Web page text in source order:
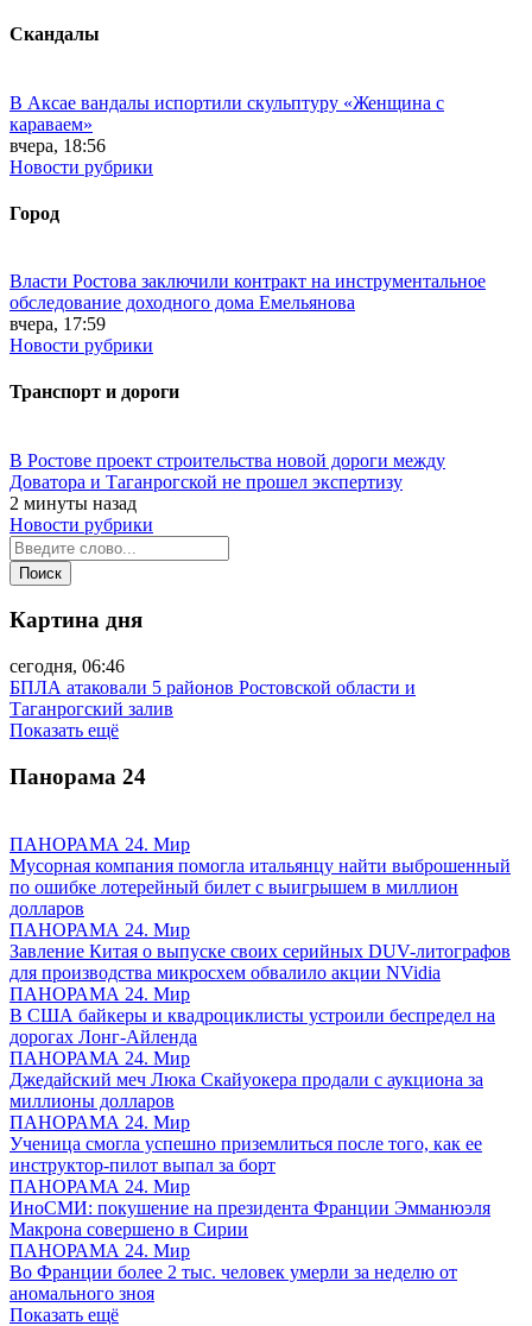
Скандалы
В Аксае вандалы испортили скульптуру «Женщина с
караваем»
вчера, 18:56
Новости рубрики
Город
Власти Ростова заключили контракт на инструментальное
обследование доходного дома Емельянова
вчера, 17:59
Новости рубрики
Транспорт и дороги
В Ростове проект строительства новой дороги между
Доватора и Таганрогской не прошел экспертизу
2 минуты назад
Новости рубрики
Картина дня
сегодня, 06:46
БПЛА атаковали 5 районов Ростовской области и
Таганрогский залив
Показать ещё
Панорама 24
ПАНОРАМА 24. Мир
Мусорная компания помогла итальянцу найти выброшенный
по ошибке лотерейный билет с выигрышем в миллион
долларов
ПАНОРАМА 24. Мир
Завление Китая о выпуске своих серийных DUV-литографов
для производства микросхем обвалило акции NVidia
ПАНОРАМА 24. Мир
В США байкеры и квадроциклисты устроили беспредел на
дорогах Лонг-Айленда
ПАНОРАМА 24. Мир
Джедайский меч Люка Скайуокера продали с аукциона за
миллионы долларов
ПАНОРАМА 24. Мир
Ученица смогла успешно приземлиться после того, как ее
инструктор-пилот выпал за борт
ПАНОРАМА 24. Мир
ИноСМИ: покушение на президента Франции Эмманюэля
Макрона совершено в Сирии
ПАНОРАМА 24. Мир
Во Франции более 2 тыс. человек умерли за неделю от
аномального зноя
Показать ещё